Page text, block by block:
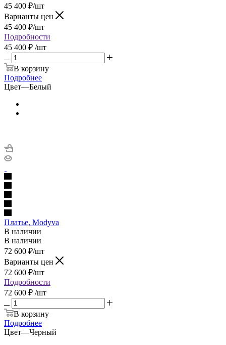
45 400 ₽/шт
Варианты цен
45 400 ₽/шт
Подробности
45 400 ₽ /шт
В корзину
Подробнее
Цвет—Белый
Платье, Modyva
В наличии
В наличии
72 600 ₽/шт
Варианты цен
72 600 ₽/шт
Подробности
72 600 ₽ /шт
В корзину
Подробнее
Цвет—Черный